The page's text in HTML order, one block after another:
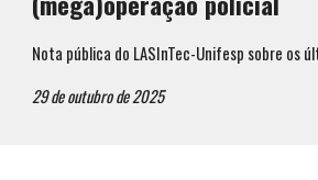
Nota pública do LASInTec-Unifesp sobre os
29deoutubrode 2025